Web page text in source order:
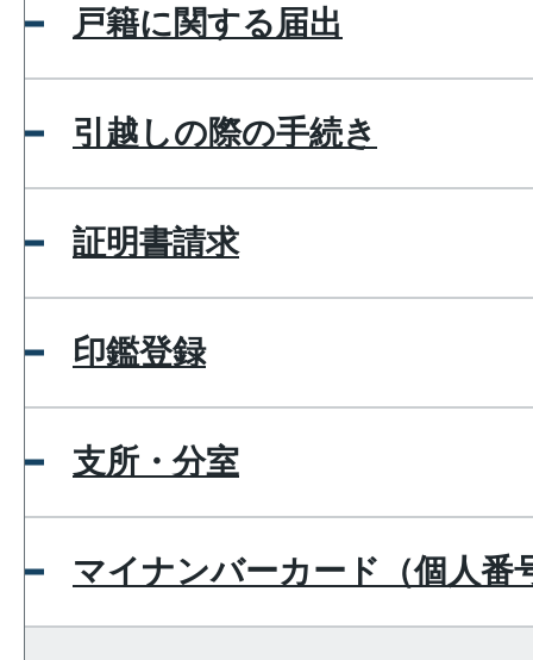
戸籍に関する届出
引越しの際の手続き
証明書請求
印鑑登録
支所・分室
マイナンバーカード（個人番